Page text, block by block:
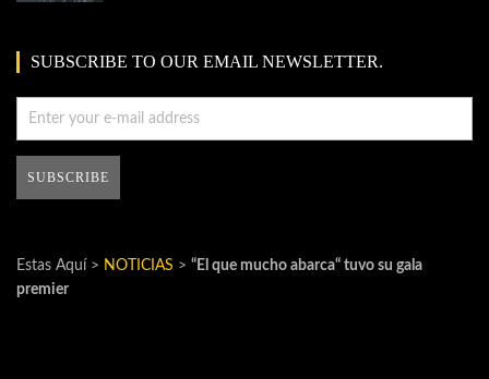
SUBSCRIBE TO OUR EMAIL NEWSLETTER.
Estas Aquí > NOTICIAS > “El que mucho abarca“ tuvo su gala
premier